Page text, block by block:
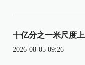
十亿分之一米尺度
2026-08-05 09:26